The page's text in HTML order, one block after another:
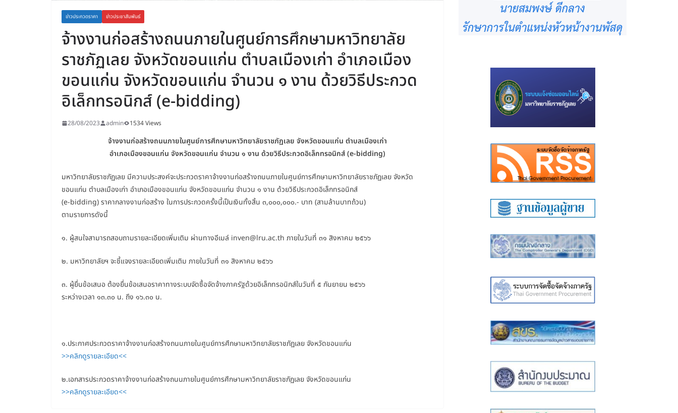
ข่าวประกวดราคา ข่าวประชาสัมพันธ์
จ้างงานก่อสร้างถนนภายในศูนย์การศึกษามหาวิทยาลัย
ราชภัฏเลย จังหวัดขอนแก่น ตำบลเมืองเก่า อำเภอเมือง
ขอนแก่น จังหวัดขอนแก่น จำนวน ๑ งาน ด้วยวิธีประกวด
อิเล็กทรอนิกส์ (e-bidding)
28/08/2023 admin 1534 Views
จ้างงานก่อสร้างถนนภายในศูนย์การศึกษามหาวิทยาลัยราชภัฏเลย จังหวัดขอนแก่น ตำบลเมืองเก่า
อำเภอเมืองขอนแก่น จังหวัดขอนแก่น จำนวน ๑ งาน ด้วยวิธีประกวดอิเล็กทรอนิกส์ (e-bidding)
มหาวิทยาลัยราชภัฏเลย มีความประสงค์จะประกวดราคาจ้างงานก่อสร้างถนนภายในศูนย์การศึกษามหาวิทยาลัยราชภัฏเลย จังหวัด
ขอนแก่น ตำบลเมืองเก่า อำเภอเมืองขอนแก่น จังหวัดขอนแก่น จำนวน ๑ งาน ด้วยวิธีประกวดอิเล็กทรอนิกส์
(e-bidding) ราคากลางงานก่อสร้าง ในการประกวดครั้งนี้เป็นเงินทั้งสิ้น ๓,๐๐๐,๐๐๐.- บาท (สามล้านบาทถ้วน)
ตามรายการดังนี้
๑. ผู้สนใจสามารถสอบถามรายละเอียดเพิ่มเติม ผ่านทางอีเมล์ inven@lru.ac.th ภายในวันที่ ๓๑ สิงหาคม ๒๕๖๖
๒. มหาวิทยาลัยฯ จะชี้แจงรายละเอียดเพิ่มเติม ภายในวันที่ ๓๑ สิงหาคม ๒๕๖๖
๓. ผู้ยื่นข้อเสนอ ต้องยื่นข้อเสนอราคาทางระบบจัดซื้อจัดจ้างภาครัฐด้วยอิเล็กทรอนิกส์ในวันที่ ๕ กันยายน ๒๕๖๖
ระหว่างเวลา ๑๓.๓๐ น. ถึง ๑๖.๓๐ น.
๑.ประกาศประกวดราคาจ้างงานก่อสร้างถนนภายในศูนย์การศึกษามหาวิทยาลัยราชภัฏเลย จังหวัดขอนแก่น
>>คลิกดูรายละเอียด<<
๒.เอกสารประกวดราคาจ้างงานก่อสร้างถนนภายในศูนย์การศึกษามหาวิทยาลัยราชภัฏเลย จังหวัดขอนแก่น
>>คลิกดูรายละเอียด<<